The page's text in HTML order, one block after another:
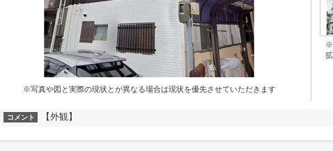
※写真や図と実際の現状とが異なる場合は現状を優先させていただきます
※
コメント 【外観】